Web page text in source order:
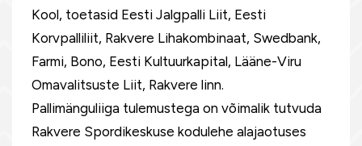
Kool, toetasid Eesti Jalgpalli Liit, Eesti
Korvpalliliit, Rakvere Lihakombinaat, Swedbank,
Farmi, Bono, Eesti Kultuurkapital, Lääne-Viru
Omavalitsuste Liit, Rakvere linn.
Pallimänguliiga tulemustega on võimalik tutvuda
Rakvere Spordikeskuse kodulehe alajaotuses